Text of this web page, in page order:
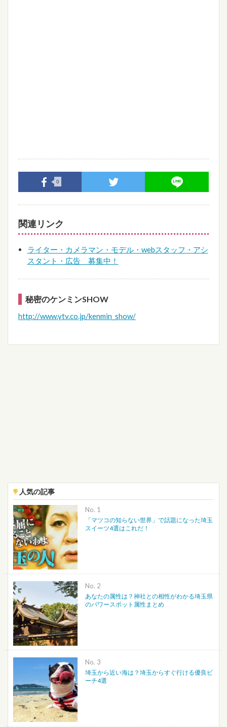
0
関連リンク
ライター・カメラマン・モデル・webスタッフ・アシ
スタント・広告 募集中！
秘密のケンミンSHOW
http://www.ytv.co.jp/kenmin_show/
人気の記事
No.
「マツコの知らない世界」で話題になった埼玉
スイーツ4選はこれだ！
No.
あなたの属性は？神社との相性がわかる埼玉県
のパワースポット属性まとめ
No.
埼玉から近い海は？埼玉からすぐ行ける優良ビ
ーチ4選